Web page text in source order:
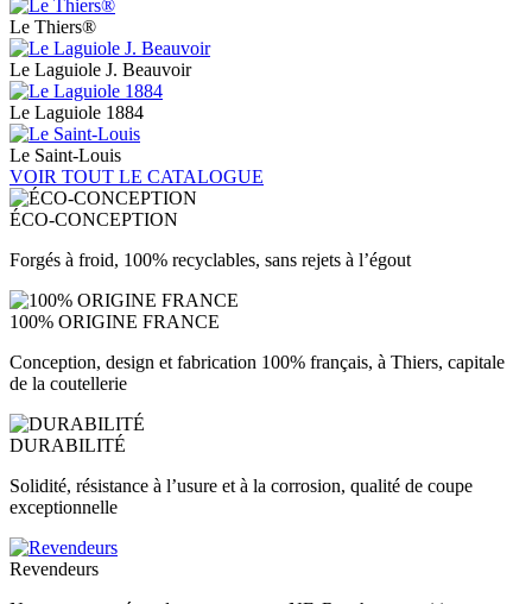
Le Thiers®
Le Laguiole J. Beauvoir
Le Laguiole 1884
Le Saint-Louis
VOIR TOUT LE CATALOGUE
ÉCO-CONCEPTION
Forgés à froid, 100% recyclables, sans rejets à l’égout
100% ORIGINE FRANCE
Conception, design et fabrication 100% français, à Thiers, capitale
de la coutellerie
DURABILITÉ
Solidité, résistance à l’usure et à la corrosion, qualité de coupe
exceptionnelle
Revendeurs